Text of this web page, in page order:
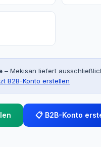
– Mekisan liefert
B2B-Konto erstellen
📋 B2B-Konto